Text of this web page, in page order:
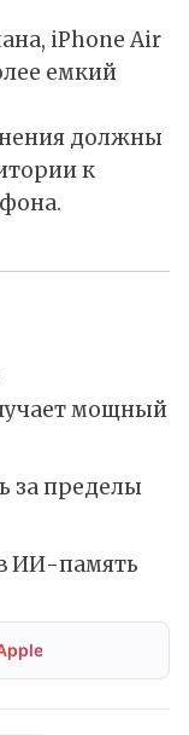
iPhone Air
емкий
должны
к
мощный
за пределы
ИИ-память